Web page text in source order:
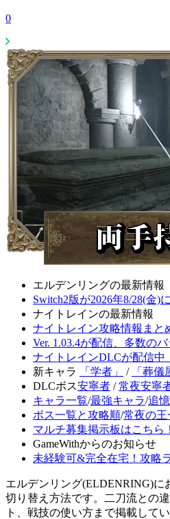
0
エルデンリングの最新情報
Switch2版が2026年8/28(金)
ナイトレインの最新情報
ナイトレイン攻略情報まと
Ver. 1.03.4が配信、多数の
ナイトレインDLCが配信中
新キャラ
「学者」 /
「葬儀
DLCボス安寧者 /常夜安寧
キャラ一覧/最強キャラ/追
ボス一覧と攻略順/常夜の王
マルチ募集掲示板はこちら！
GameWithからのお知らせ
未経験可&完全在宅！攻略
エルデンリング(ELDENRING)に
切り替え方法です。二刀流との
ト、戦技の使い方まで掲載して